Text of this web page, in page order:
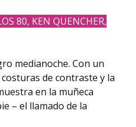
80, KEN QUENCHER,
medianoche. Con un
de contraste y la
en la muñeca
– el llamado de la